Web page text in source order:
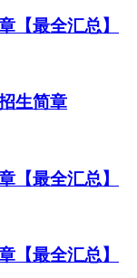
【最全汇总】
生简章
【最全汇总】
【最全汇总】